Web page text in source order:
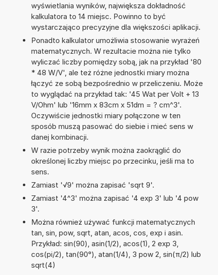
wyświetlania wyników, największa dokładność
kalkulatora to 14 miejsc. Powinno to być
wystarczająco precyzyjne dla większości aplikacji.
Ponadto kalkulator umożliwia stosowanie wyrażeń
matematycznych. W rezultacie można nie tylko
wyliczać liczby pomiędzy sobą, jak na przykład '80
* 48 W/V', ale też różne jednostki miary można
łączyć ze sobą bezpośrednio w przeliczeniu. Może
to wyglądać na przykład tak: '45 Wat per Volt + 13
V/Ohm' lub '16mm x 83cm x 51dm = ? cm^3'.
Oczywiście jednostki miary połączone w ten
sposób muszą pasować do siebie i mieć sens w
danej kombinacji.
W razie potrzeby wynik można zaokrąglić do
określonej liczby miejsc po przecinku, jeśli ma to
sens.
Zamiast '√9' można zapisać 'sqrt 9'.
Zamiast '4^3' można zapisać '4 exp 3' lub '4 pow
3'.
Można również używać funkcji matematycznych
tan, sin, pow, sqrt, atan, acos, cos, exp i asin.
Przykład: sin(90), asin(1/2), acos(1), 2 exp 3,
cos(pi/2), tan(90°), atan(1/4), 3 pow 2, sin(π/2) lub
sqrt(4)